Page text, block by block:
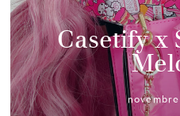
Casetify x